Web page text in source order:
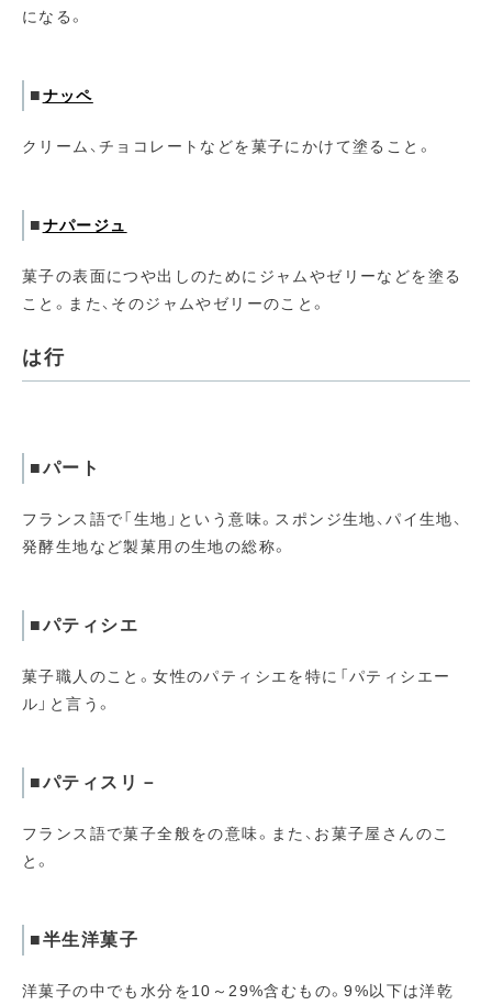
になる。
■ナッペ
クリーム、チョコレートなどを菓子にかけて塗ること。
■ナパージュ
菓子の表面につや出しのためにジャムやゼリーなどを塗る
こと。また、そのジャムやゼリーのこと。
は行
■パート
フランス語で「生地」という意味。スポンジ生地、パイ生地、
発酵生地など製菓用の生地の総称。
■パティシエ
菓子職人のこと。女性のパティシエを特に「パティシエー
ル」と言う。
■パティスリ－
フランス語で菓子全般をの意味。また、お菓子屋さんのこ
と。
■半生洋菓子
洋菓子の中でも水分を10～29%含むもの。9%以下は洋乾